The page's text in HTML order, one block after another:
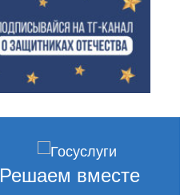
Решаем вместе